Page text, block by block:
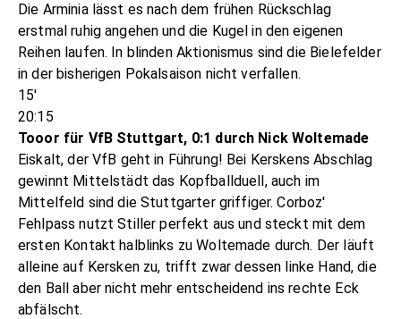
Die Arminia lässt es nach dem frühen Rückschlag
erstmal ruhig angehen und die Kugel in den eigenen
Reihen laufen. In blinden Aktionismus sind die Bielefelder
in der bisherigen Pokalsaison nicht verfallen.
15'
20:15
Tooor für VfB Stuttgart, 0:1 durch Nick Woltemade
Eiskalt, der VfB geht in Führung! Bei Kerskens Abschlag
gewinnt Mittelstädt das Kopfballduell, auch im
Mittelfeld sind die Stuttgarter griffiger. Corboz'
Fehlpass nutzt Stiller perfekt aus und steckt mit dem
ersten Kontakt halblinks zu Woltemade durch. Der läuft
alleine auf Kersken zu, trifft zwar dessen linke Hand, die
den Ball aber nicht mehr entscheidend ins rechte Eck
abfälscht.